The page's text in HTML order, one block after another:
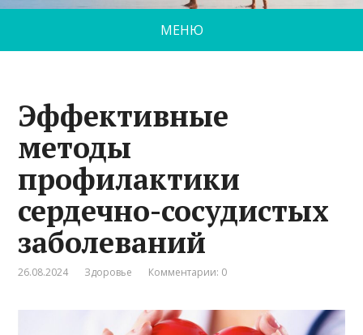
МЕНЮ
Эффективные
методы
профилактики
сердечно-сосудистых
заболеваний
26.08.2024 Здоровье Комментарии: 0